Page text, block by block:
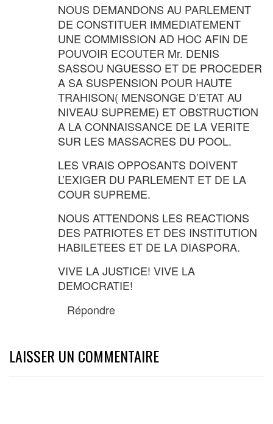
NOUS DEMANDONS AU PARLEMENT
DE CONSTITUER IMMEDIATEMENT
UNE COMMISSION AD HOC AFIN DE
POUVOIR ECOUTER Mr. DENIS
SASSOU NGUESSO ET DE PROCEDER
A SA SUSPENSION POUR HAUTE
TRAHISON( MENSONGE D’ETAT AU
NIVEAU SUPREME) ET OBSTRUCTION
A LA CONNAISSANCE DE LA VERITE
SUR LES MASSACRES DU POOL.
LES VRAIS OPPOSANTS DOIVENT
L’EXIGER DU PARLEMENT ET DE LA
COUR SUPREME.
NOUS ATTENDONS LES REACTIONS
DES PATRIOTES ET DES INSTITUTION
HABILETEES ET DE LA DIASPORA.
VIVE LA JUSTICE! VIVE LA
DEMOCRATIE!
Répondre
LAISSER UN COMMENTAIRE